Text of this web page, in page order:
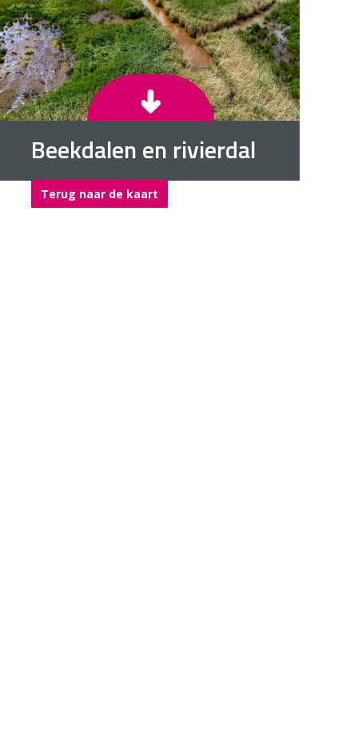
Terug naar de kaart
Beekdalen en rivierdal